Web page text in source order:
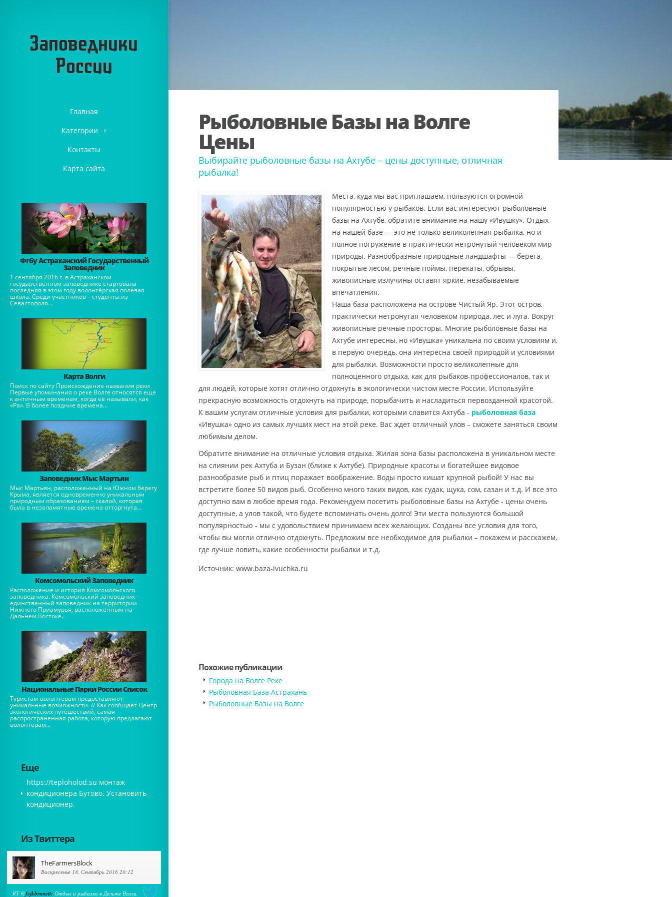
Главная
Категории +
Контакты
Карта сайта
Фгбу Астраханский Государственный
Заповедник
1 сентября 2016 г. в Астраханском
государственном заповеднике стартовала
последняя в этом году волонтёрская полевая
школа. Среди участников – студенты из
Севастополя...
Карта Волги
Поиск по сайту Происхождение названия реки
Первые упоминания о реке Волге относятся еще
к античным временам, когда её называли, как
«Ра». В более поздние времена...
Заповедник Мыс Мартьян
Мыс Мартьян, расположенный на Южном берегу
Крыма, является одновременно уникальным
природным образованием – скалой, которая
была в незапамятные времена отторгнута...
Комсомольский Заповедник
Расположение и история Комсомольского
заповедника. Комсомольский заповедник –
единственный заповедник на территории
Нижнего Приамурья, расположенным на
Дальнем Востоке...
Национальные Парки России Список
Туристам-волонтерам предоставляют
уникальные возможности. // Как сообщает Центр
экологических путешествий, самая
распространенная работа, которую предлагают
волонтерам...
Еще
https://teploholod.su монтаж
кондиционера Бутово. Установить
кондиционер.
Из Твиттера
TheFarmersBlock
Воскресенье 18, Сентябрь 2016 20:12
RT @fejkbrunett: Отдых и рыбалка в Дельте Волги.
Рыболовные Базы на Волге
Цены
Выбирайте рыболовные базы на Ахтубе – цены доступные, отличная
рыбалка!
Места, куда мы вас приглашаем, пользуются огромной
популярностью у рыбаков. Если вас интересуют рыболовные
базы на Ахтубе, обратите внимание на нашу «Ивушку». Отдых
на нашей базе — это не только великолепная рыбалка, но и
полное погружение в практически нетронутый человеком мир
природы. Разнообразные природные ландшафты — берега,
покрытые лесом, речные поймы, перекаты, обрывы,
живописные излучины оставят яркие, незабываемые
впечатления.
Наша база расположена на острове Чистый Яр. Этот остров,
практически нетронутая человеком природа, лес и луга. Вокруг
живописные речные просторы. Многие рыболовные базы на
Ахтубе интересны, но «Ивушка» уникальна по своим условиям и,
в первую очередь, она интересна своей природой и условиями
для рыбалки. Возможности просто великолепные для
полноценного отдыха, как для рыбаков-профессионалов, так и
для людей, которые хотят отлично отдохнуть в экологически чистом месте России. Используйте
прекрасную возможность отдохнуть на природе, порыбачить и насладиться первозданной красотой.
К вашим услугам отличные условия для рыбалки, которыми славится Ахтуба - рыболовная база
«Ивушка» одно из самых лучших мест на этой реке. Вас ждет отличный улов – сможете заняться своим
любимым делом.
Обратите внимание на отличные условия отдыха. Жилая зона базы расположена в уникальном месте
на слиянии рек Ахтуба и Бузан (ближе к Ахтубе). Природные красоты и богатейшее видовое
разнообразие рыб и птиц поражает воображение. Воды просто кишат крупной рыбой! У нас вы
встретите более 50 видов рыб. Особенно много таких видов, как судак, щука, сом, сазан и т.д. И все это
доступно вам в любое время года. Рекомендуем посетить рыболовные базы на Ахтубе - цены очень
доступные, а улов такой, что будете вспоминать очень долго! Эти места пользуются большой
популярностью - мы с удовольствием принимаем всех желающих. Созданы все условия для того,
чтобы вы могли отлично отдохнуть. Предложим все необходимое для рыбалки – покажем и расскажем,
где лучше ловить, какие особенности рыбалки и т.д.
Источник: www.baza-ivuchka.ru
Похожие публикации
Города на Волге Реке
Рыболовная База Астрахань
Рыболовные Базы на Волге